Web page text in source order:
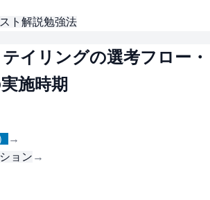
ト解説勉強法
イリングの選考フロー・
施時期
→
ョン →